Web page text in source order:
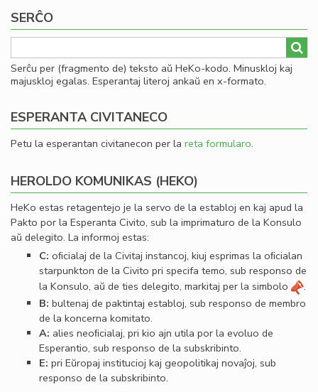
SERĈO
Serĉu per (fragmento de) teksto aŭ HeKo-kodo. Minuskloj kaj
majuskloj egalas. Esperantaj literoj ankaŭ en x-formato.
ESPERANTA CIVITANECO
Petu la esperantan civitanecon per la reta formularo.
HEROLDO KOMUNIKAS (HEKO)
HeKo estas retagentejo je la servo de la establoj en kaj apud la
Pakto por la Esperanta Civito, sub la imprimaturo de la Konsulo
aŭ delegito. La informoj estas:
C: oﬁcialaj de la Civitaj instancoj, kiuj esprimas la oﬁcialan
starpunkton de la Civito pri specifa temo, sub responso de
la Konsulo, aŭ de ties delegito, markitaj per la simbolo
.
B: bultenaj de paktintaj establoj, sub responso de membro
de la koncerna komitato.
A: alies neoﬁcialaj, pri kio ajn utila por la evoluo de
Esperantio, sub responso de la subskribinto.
E: pri Eŭropaj institucioj kaj geopolitikaj novaĵoj, sub
responso de la subskribinto.